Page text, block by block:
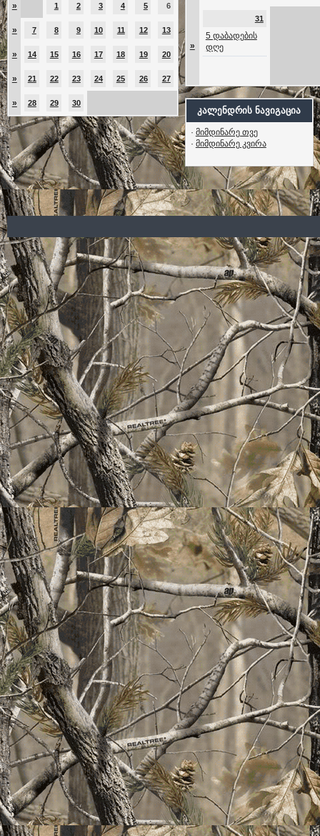
» 1 2 3 4 5 6
» 7 8 9 10 11 12 13
» 14 15 16 17 18 19 20
» 21 22 23 24 25 26 27
» 28 29 30
»
31
5 დაბადების
დღე
კალენდრის ნავიგაცია
· მიმდინარე თვე
· მიმდინარე კვირა